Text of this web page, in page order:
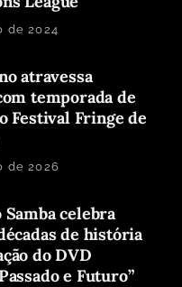
de 2024
atravessa
temporada de
Festival Fringe de
de 2026
celebra
de história
do DVD
e Futuro”